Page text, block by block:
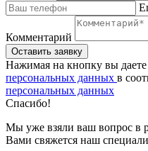
Комментарий
Нажимая на кнопку вы даете
персональных данных в
персональных данных
Спасибо!
Мы уже взяли ваш вопрос в
Вами свяжется наш